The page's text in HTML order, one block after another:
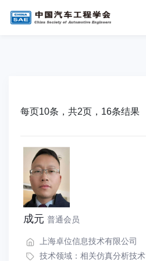
每页10条，共2页，16条结果
成元 普通会员
上海卓位信息技术有限公司
技术领域： 相关仿真分析技术